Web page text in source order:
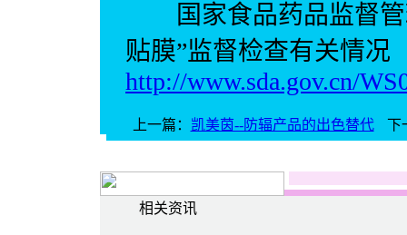
国家食品药品监督管
贴膜”监督检查有关情况
http://www.sda.gov.cn/
上一篇： 凯美茵--防辐产品的出色替代 下
相关资讯